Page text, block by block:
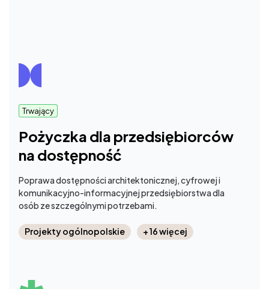
Trwający
Pożyczka dla przedsiębiorców
na dostępność
Poprawa dostępności architektonicznej, cyfrowej i
komunikacyjno-informacyjnej przedsiębiorstwa dla
osób ze szczególnymi potrzebami.
Projekty ogólnopolskie + 16 więcej